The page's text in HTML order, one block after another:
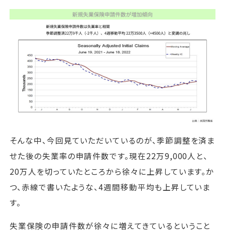
そんな中、今回見ていただいているのが、季節調整を済ま
せた後の失業率の申請件数です。現在22万9,000人と、
20万人を切っていたところから徐々に上昇しています。か
つ、赤線で書いたような、4週間移動平均も上昇していま
す。
失業保険の申請件数が徐々に増えてきているということ